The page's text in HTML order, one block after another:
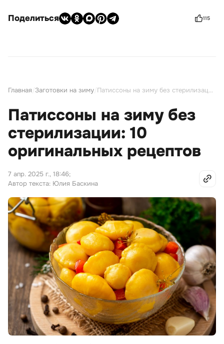
Поделиться 115
Главная Заготовки на зиму Патиссоны на зиму без стерилизации: 10 оригинальных рецептов
Патиссоны на зиму без
стерилизации: 10
оригинальных рецептов
7 апр. 2025 г., 18:46;
Автор текста: Юлия Баскина